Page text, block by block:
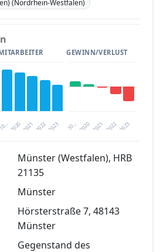
(Nordrhein-Westfalen)
20… 2021 2023
2020 2022
GEWINN/VERLUST
20… 2021 2023
2020 2022
nach kostenloser
verfügbar
registrieren
Münster (Westfalen), HRB
21135
Münster
Hörsterstraße 7, 48143
Münster
Gegenstand des